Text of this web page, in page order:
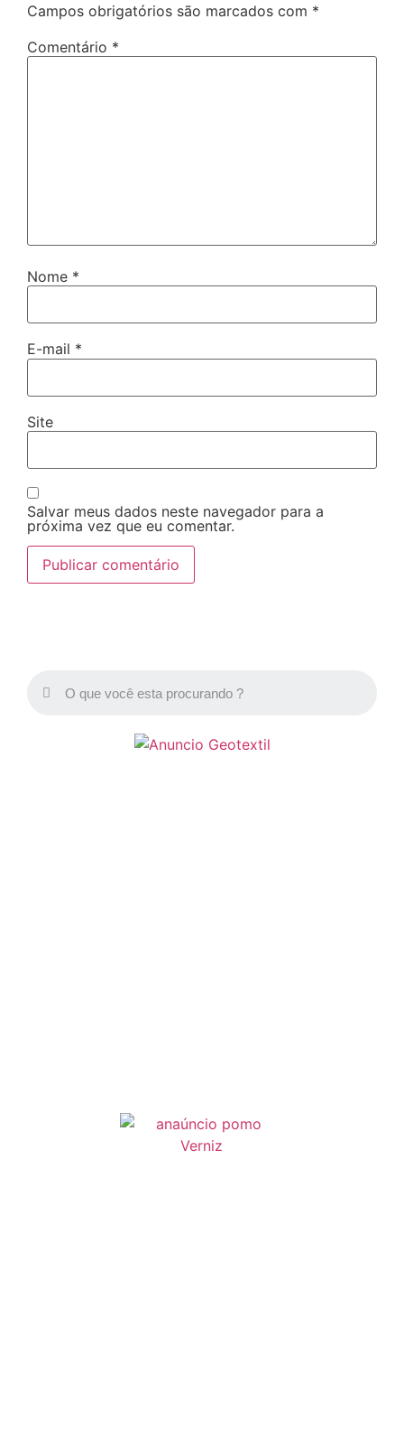
Campos obrigatórios são marcados com *
Comentário *
Nome *
E-mail *
Site
Salvar meus dados neste navegador para a
próxima vez que eu comentar.